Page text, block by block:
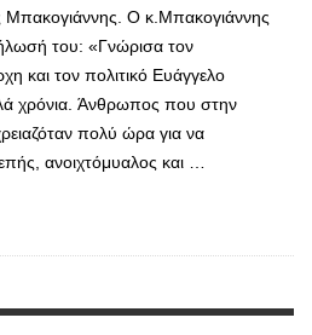
Ο κ.Μπακογιάννης
του: «Γνώρισα τον
και τον πολιτικό Ευάγγελο
χρόνια. Άνθρωπος που στην
πολύ ώρα για να
ανοιχτόμυαλος και …